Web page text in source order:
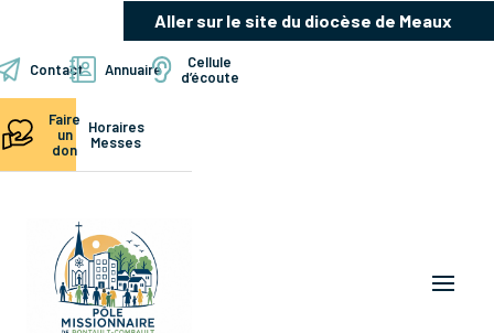
Aller sur le site du diocèse de Meaux
Contact Annuaire
Cellule
d’écoute
Faire
un
don
Horaires
Messes